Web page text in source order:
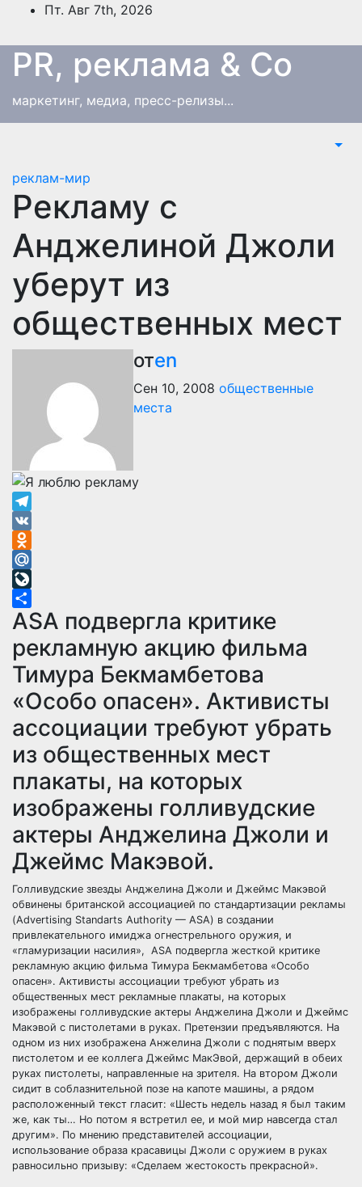
Перейти
содержимому
Пт. Авг 7th, 2026
PR, реклама & Co
маркетинг, медиа, пресс-релизы...
реклам-мир
Рекламу с
Анджелиной Джоли
уберут из
общественных мест
отen
Сен 10, 2008 общественные
места
Telegram
VK
Odnoklassniki
Mail.Ru
LiveJournal
Отправить
ASA подвергла критике
рекламную акцию фильма
Тимура Бекмамбетова
«Особо опасен». Активисты
ассоциации требуют убрать
из общественных мест
плакаты, на которых
изображены голливудские
актеры Анджелина Джоли и
Джеймс Макэвой.
Голливудские звезды Анджелина Джоли и Джеймс Макэвой
обвинены британской ассоциацией по стандартизации рекламы
(Advertising Standarts Authority — ASA) в создании
привлекательного имиджа огнестрельного оружия, и
«гламуризации насилия», ASA подвергла жесткой критике
рекламную акцию фильма Тимура Бекмамбетова «Особо
опасен». Активисты ассоциации требуют убрать из
общественных мест рекламные плакаты, на которых
изображены голливудские актеры Анджелина Джоли и Джеймс
Макэвой с пистолетами в руках. Претензии предъявляются. На
одном из них изображена Анжелина Джоли с поднятым вверх
пистолетом и ее коллега Джеймс МакЭвой, держащий в обеих
руках пистолеты, направленные на зрителя. На втором Джоли
сидит в соблазнительной позе на капоте машины, а рядом
расположенный текст гласит: «Шесть недель назад я был таким
же, как ты… Но потом я встретил ее, и мой мир навсегда стал
другим». По мнению представителей ассоциации,
использование образа красавицы Джоли с оружием в руках
равносильно призыву: «Сделаем жестокость прекрасной».